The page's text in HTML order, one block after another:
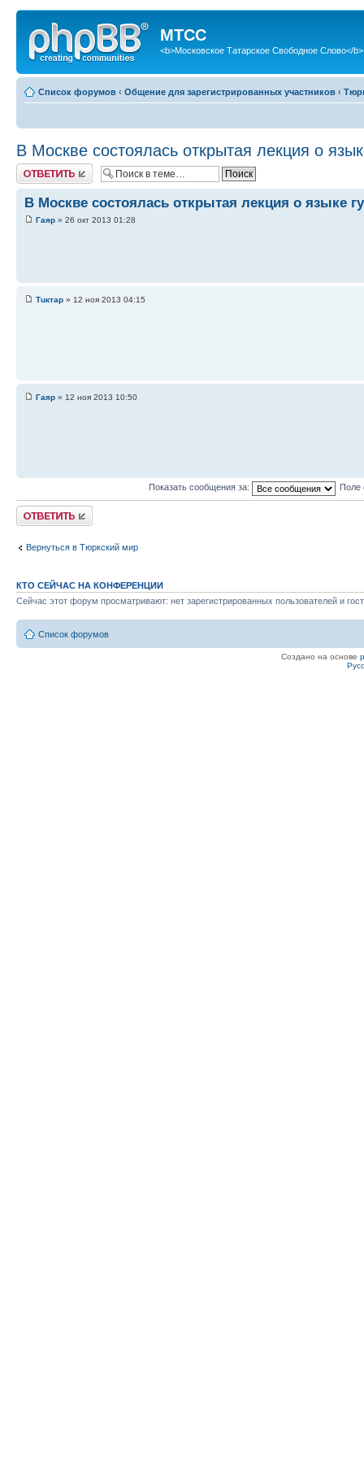
МТСС
<b>Московское Татарское Свободное Слово</b>
Список форумов ‹ Общение для зарегистрированных участников ‹
В Москве состоялась открытая лекция о
Ответить
В Москве состоялась открытая лекция о языке
Гаяр » 26 окт 2013 01:28
Тuктар » 12 ноя 2013 04:15
Гаяр » 12 ноя 2013 10:50
Показать сообщения за: Поле
Ответить
Вернуться в Тюркский мир
КТО СЕЙЧАС НА КОНФЕРЕНЦИИ
Сейчас этот форум просматривают: нет зарегистрированных пользователей и
Список форумов
Создано на основе